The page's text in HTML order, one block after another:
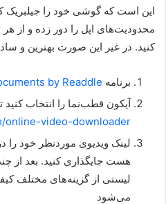
این است که گوشی خود را جیلبریک
محدودیت‌های اپل را دور زده و از هر
کنید. در غیر این صورت بهترین و
برنامه by Readdle
آیکون قطب‌نما را انتخاب کنید
online-video-downloader/
لینک ویدیوی موردنظر خود
لیستی از گزینه‌های مختلف
می‌شود